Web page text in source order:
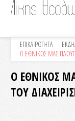
ΕΠΙΚΑΙΡΟΤΗΤΑ
Ο ΕΘΝΙΚΟΣ ΜΑΣ
Ο ΕΘΝΙΚΟΣ
ΤΟΥ